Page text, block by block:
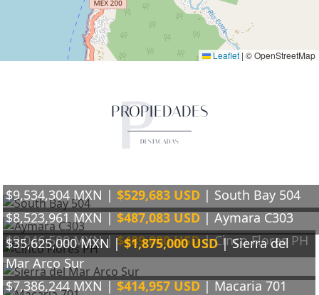
Leaflet | © OpenStreetMap
P
PROPIEDADES
DESTACADAS
$9,534,304 MXN | $529,683 USD | South Bay 504
$8,523,961 MXN |$487,083 USD| Aymara C303
$9,046,500 MXN |$489,000 USD| Cinco Flores PH
$35,625,000 MXN |$1,875,000 USD| Sierra del
Mar Arco Sur
$7,386,244 MXN |$414,957 USD| Macaria 701